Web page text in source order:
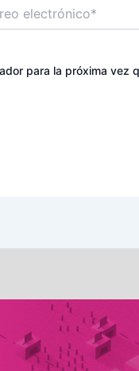
para la próxima vez